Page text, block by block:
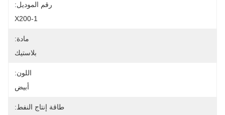
رقم الموديل:
X200-1
مادة:
بلاستيك
اللون:
أبيض
طاقة إنتاج النفط: